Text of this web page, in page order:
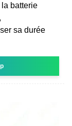
batterie
sa durée